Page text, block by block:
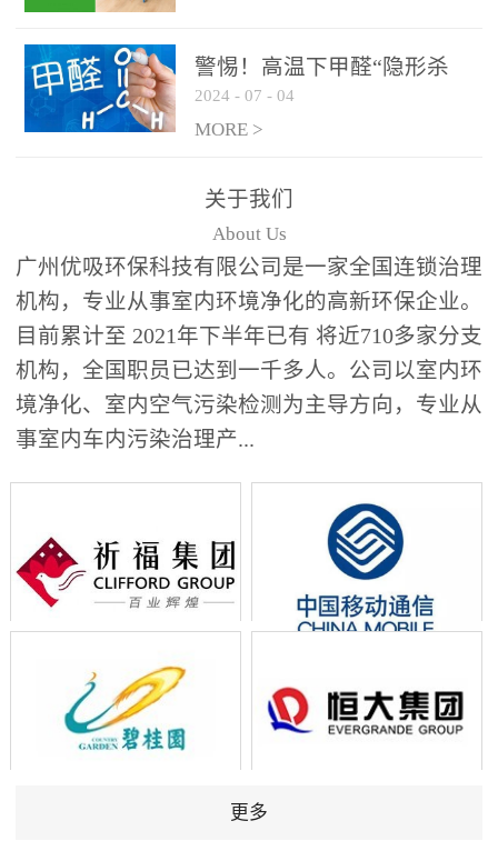
警惕！高温下甲醛“隐形杀
手”来袭，你的家安全吗？
2024 - 07 - 04
MORE >
关于我们
About Us
广州优吸环保科技有限公司是一家全国连锁治理
机构，专业从事室内环境净化的高新环保企业。
目前累计至 2021年下半年已有 将近710多家分支
机构，全国职员已达到一千多人。公司以室内环
境净化、室内空气污染检测为主导方向，专业从
事室内车内污染治理产...
更多